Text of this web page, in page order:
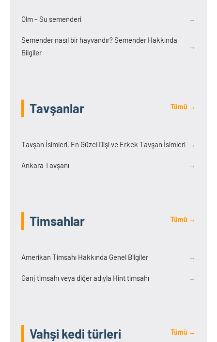
Olm – Su semenderi →
Semender nasıl bir hayvandır? Semender Hakkında
Bilgiler
→
Tavşanlar Tümü →
Tavşan İsimleri, En Güzel Dişi ve Erkek Tavşan İsimleri →
Ankara Tavşanı →
Timsahlar Tümü →
Amerikan Timsahı Hakkında Genel Bilgiler →
Ganj timsahı veya diğer adıyla Hint timsahı →
Vahşi kedi türleri Tümü →